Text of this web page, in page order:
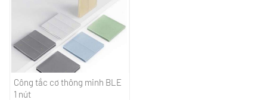
Công tắc cơ thông minh BLE
1 nút